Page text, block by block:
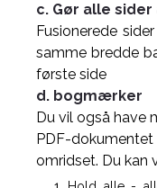
c. Gør alle
Fusionerede
samme bredde
første side
d. bogmærker
Du vil også have
PDF-
omridset. Du kan